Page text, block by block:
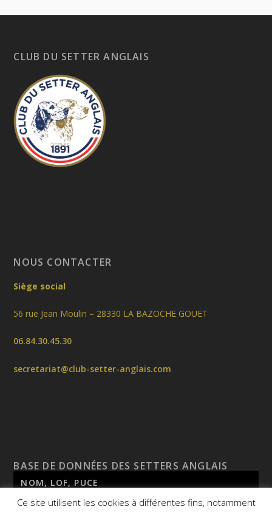
CLUB DU SETTER ANGLAIS
NOUS CONTACTER
Siège social
56 rue Jean Moulin – 28330 LA BAZOCHE GOUET
06.84.30.45.30
secretariat@club-setter-anglais.com
BASE DE DONNÉES DES SETTERS ANGLAIS
Ce site utilisent les cookies à différentes fins, notamment